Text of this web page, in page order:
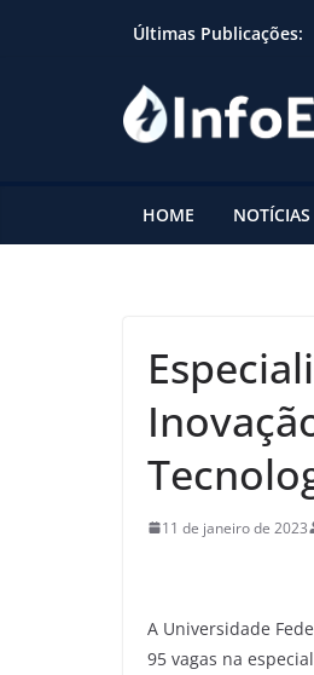
Últimas Publicações:
HOME NOTÍCIAS
11 de janeiro de 2023
A Universidade
95 vagas na